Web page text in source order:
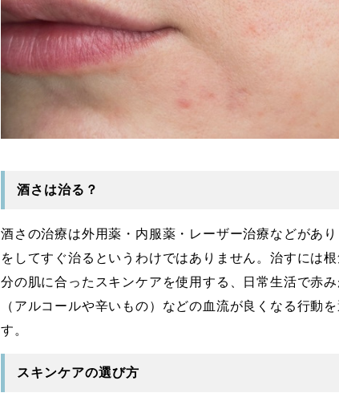
酒さは治る？
酒さの治療は外用薬・内服薬・レーザー治療などがあ
をしてすぐ治るというわけではありません。治すには
分の肌に合ったスキンケアを使用する、日常生活で赤
（アルコールや辛いもの）などの血流が良くなる行動
す。
スキンケアの選び方